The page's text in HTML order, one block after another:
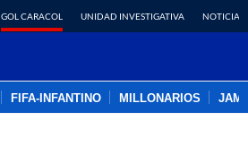
GOL CARACOL UNIDAD INVESTIGATIVA NOTICIAS
FIFA-INFANTINO MILLONARIOS